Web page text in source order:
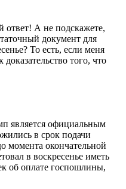
ответ! А не подскажете,
документ для
То есть, если меня
доказательство того, что
является официальным
в срок подачи
момента окончательной
в воскресенье иметь
об оплате госпошлины,